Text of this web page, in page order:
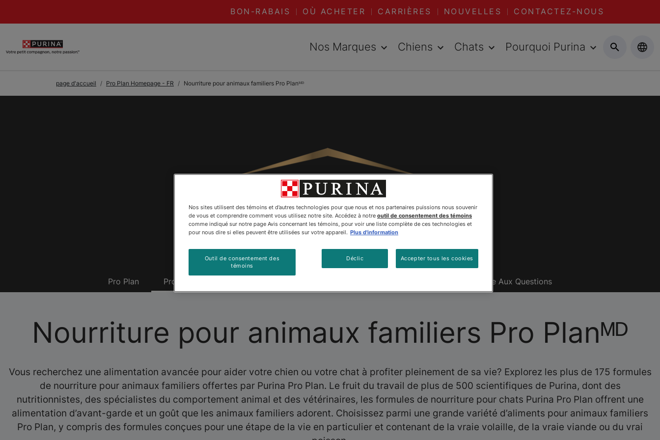
BON-RABAIS OÙ ACHETER CARRIÈRES NOUVELLES CONTACTEZ-NOUS
Nos Marques Chiens Chats Pourquoi Purina
page d'accueil Pro Plan Homepage - FR Nourriture pour animaux familiers Pro Planᴹᴰ
Pro Plan Produits Foire Aux Questions
Nourriture pour animaux familiers Pro Planᴹᴰ
Vous recherchez une alimentation avancée pour aider votre chien ou votre chat à profiter pleinement de sa vie? Explorez les plus de 175 formules
de nourriture pour animaux familiers offertes par Purina Pro Plan. Le fruit du travail de plus de 500 scientifiques de Purina, dont des
nutritionnistes, des spécialistes du comportement animal et des vétérinaires, les formules de nourriture pour chats Purina Pro Plan offrent une
alimentation d’avant-garde et un goût que les animaux familiers adorent. Choisissez parmi une grande variété d’aliments pour animaux familiers
Pro Plan, y compris des formules conçues pour une étape de la vie en particulier et contenant de la vraie volaille, de la vraie viande ou du vrai
Nos sites utilisent des témoins et d’autres technologies pour que nous et nos partenaires puissions nous souvenir
de vous et comprendre comment vous utilisez notre site. Accédez à notre outil de consentement des témoins
comme indiqué sur notre page Avis concernant les témoins, pour voir une liste complète de ces technologies et
pour nous dire si elles peuvent être utilisées sur votre appareil. Plus d'information
Déclic Accepter tous les cookies
Outil de consentement des
témoins